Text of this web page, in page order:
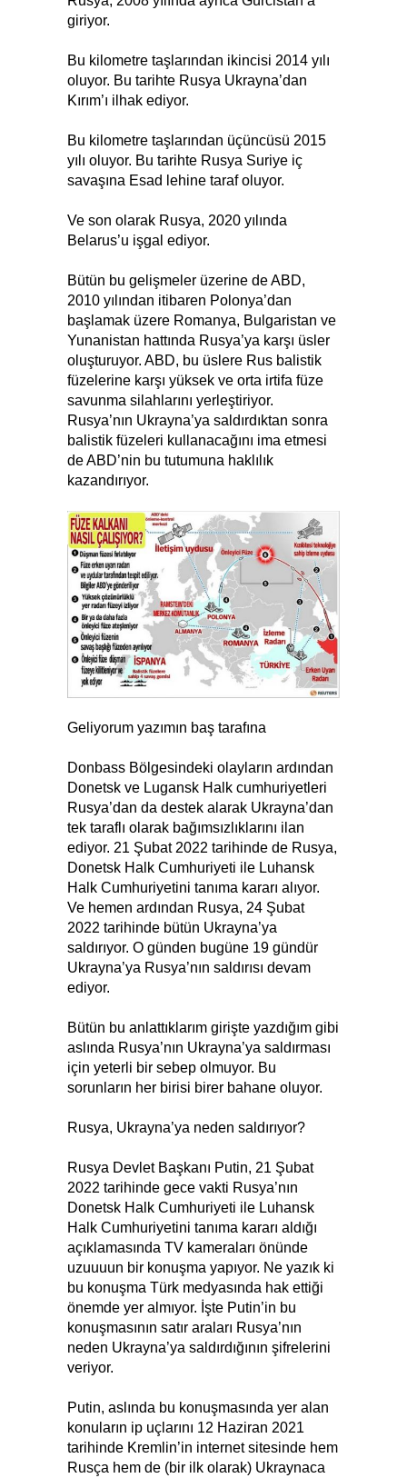
giriyor.
Bu kilometre taşlarından ikincisi 2014 yılı
oluyor. Bu tarihte Rusya Ukrayna’dan
Kırım’ı ilhak ediyor.
Bu kilometre taşlarından üçüncüsü 2015
yılı oluyor. Bu tarihte Rusya Suriye iç
savaşına Esad lehine taraf oluyor.
Ve son olarak Rusya, 2020 yılında
Belarus’u işgal ediyor.
Bütün bu gelişmeler üzerine de ABD,
2010 yılından itibaren Polonya’dan
başlamak üzere Romanya, Bulgaristan ve
Yunanistan hattında Rusya’ya karşı üsler
oluşturuyor. ABD, bu üslere Rus balistik
füzelerine karşı yüksek ve orta irtifa füze
savunma silahlarını yerleştiriyor.
Rusya’nın Ukrayna’ya saldırdıktan sonra
balistik füzeleri kullanacağını ima etmesi
de ABD’nin bu tutumuna haklılık
kazandırıyor.
Geliyorum yazımın baş tarafına
Donbass Bölgesindeki olayların ardından
Donetsk ve Lugansk Halk cumhuriyetleri
Rusya’dan da destek alarak Ukrayna’dan
tek taraflı olarak bağımsızlıklarını ilan
ediyor. 21 Şubat 2022 tarihinde de Rusya,
Donetsk Halk Cumhuriyeti ile Luhansk
Halk Cumhuriyetini tanıma kararı alıyor.
Ve hemen ardından Rusya, 24 Şubat
2022 tarihinde bütün Ukrayna’ya
saldırıyor. O günden bugüne 19 gündür
Ukrayna’ya Rusya’nın saldırısı devam
ediyor.
Bütün bu anlattıklarım girişte yazdığım gibi
aslında Rusya’nın Ukrayna’ya saldırması
için yeterli bir sebep olmuyor. Bu
sorunların her birisi birer bahane oluyor.
Rusya, Ukrayna’ya neden saldırıyor?
Rusya Devlet Başkanı Putin, 21 Şubat
2022 tarihinde gece vakti Rusya’nın
Donetsk Halk Cumhuriyeti ile Luhansk
Halk Cumhuriyetini tanıma kararı aldığı
açıklamasında TV kameraları önünde
uzuuuun bir konuşma yapıyor. Ne yazık ki
bu konuşma Türk medyasında hak ettiği
önemde yer almıyor. İşte Putin’in bu
konuşmasının satır araları Rusya’nın
neden Ukrayna’ya saldırdığının şifrelerini
veriyor.
Putin, aslında bu konuşmasında yer alan
konuların ip uçlarını 12 Haziran 2021
tarihinde Kremlin’in internet sitesinde hem
Rusça hem de (bir ilk olarak) Ukraynaca